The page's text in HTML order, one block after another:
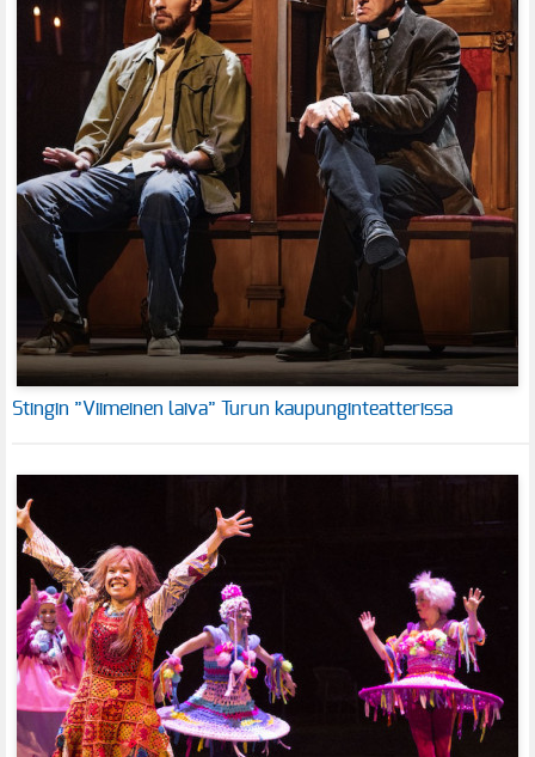
Stingin ”Viimeinen laiva” Turun kaupunginteatterissa